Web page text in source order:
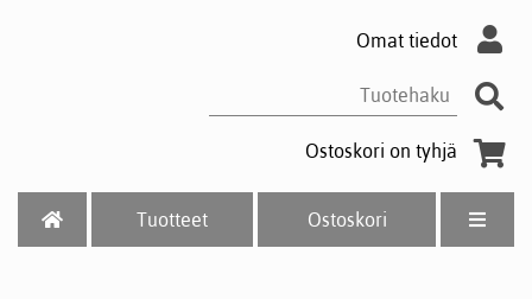
Omat tiedot
Ostoskori on tyhjä
Tuotteet Ostoskori